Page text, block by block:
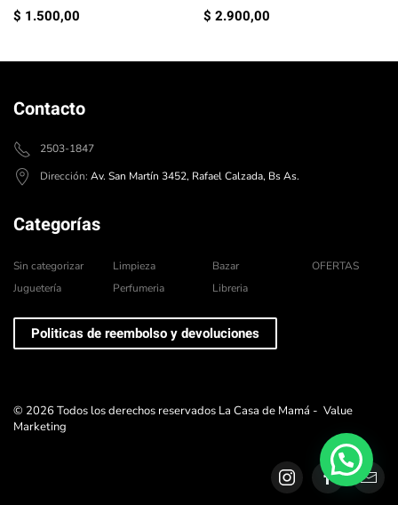
$ 1.500,00 $ 2.900,00
Contacto
2503-1847
Dirección: Av. San Martín 3452, Rafael Calzada, Bs As.
Categorías
Sin categorizar
Juguetería
Limpieza
Perfumeria
Bazar
Libreria
OFERTAS
Politicas de reembolso y devoluciones
© 2026 Todos los derechos reservados La Casa de Mamá - Value
Marketing